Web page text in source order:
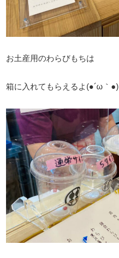
お土産用のわらびもちは
箱に入れてもらえるよ(●´ω｀●)